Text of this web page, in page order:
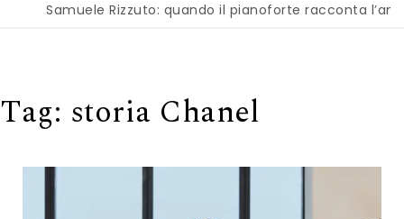
Samuele Rizzuto: quando il pianoforte racconta l’anima
Tag: storia Chanel